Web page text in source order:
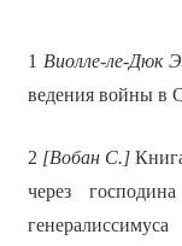
1 Виолле-ле-Дюк
ведения войны в
2 [Вобан С.]
через